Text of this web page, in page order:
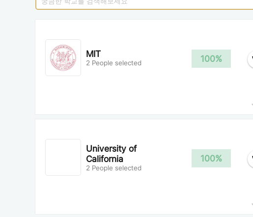
MIT
2 People selected 100%
University of
California
2 People selected
100%